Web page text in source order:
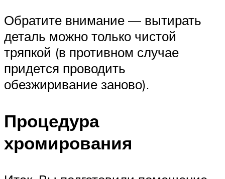
Обратите внимание — вытирать
деталь можно только чистой
тряпкой (в противном случае
придется проводить
обезжиривание заново).
Процедура
хромирования